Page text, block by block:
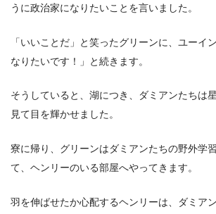
うに政治家になりたいことを言いました。
「いいことだ」と笑ったグリーンに、ユーイ
なりたいです！」と続きます。
そうしていると、湖につき、ダミアンたちは
見て目を輝かせました。
寮に帰り、グリーンはダミアンたちの野外学
て、ヘンリーのいる部屋へやってきます。
羽を伸ばせたか心配するヘンリーは、ダミア